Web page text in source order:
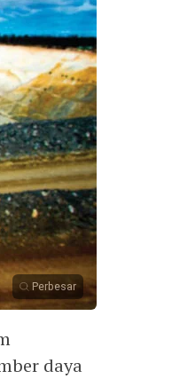
Perbesar
daya